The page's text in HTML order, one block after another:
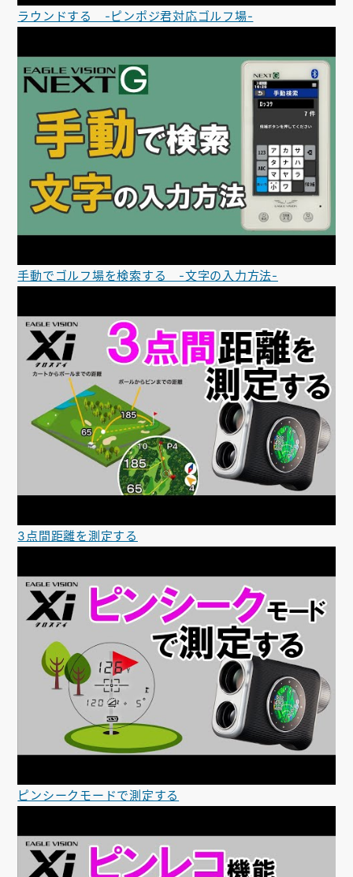
ラウンドする -ピンポジ君対応ゴルフ場-
手動でゴルフ場を検索する -文字の入力方法-
3点間距離を測定する
ピンシークモードで測定する